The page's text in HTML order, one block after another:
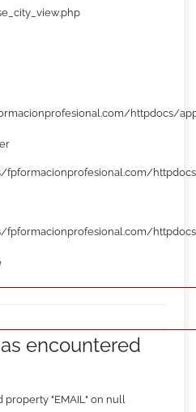
httpdocs/
encountered
property "EMAIL" on null